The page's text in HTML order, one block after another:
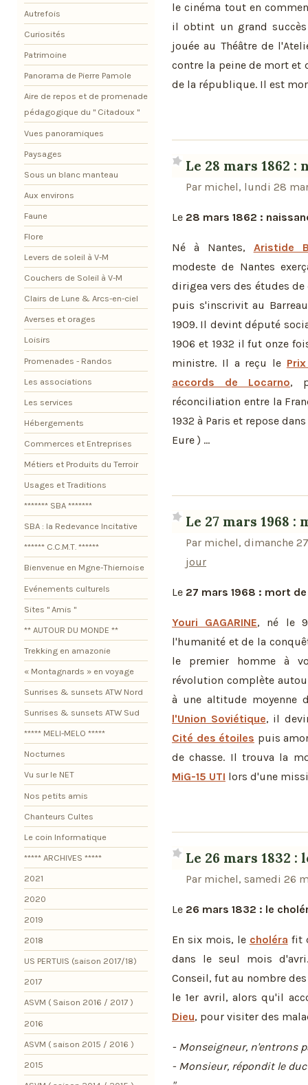
le cinéma tout en
il obtint un grand
jouée au Théâtre de
contre la peine de mort
de la république. Il est
Le 28 mars 1862
Par michel, lundi 28
Le 28 mars 1862 :
Né à Nantes, Aristide
modeste de Nantes
dirigea vers des études
puis s'inscrivit au
1909. Il devint député
1906 et 1932 il fut onze
ministre. Il a reçu le
accords de Locarno,
réconciliation entre la
1932 à Paris et repose
Eure ) ...
Le 27 mars 1968
Par michel, dimanche
jour
Le 27 mars 1968 : mort
Youri GAGARINE, né le 9
l'humanité et de la
le premier homme à
révolution complète
à une altitude moyenne
l'Union Soviétique, il
Cité des étoiles puis
de chasse. Il trouva la
MiG-15 UTI lors d'une
Le 26 mars 1832
Par michel, samedi 26
Le 26 mars 1832 : le
En six mois, le choléra fit
dans le seul mois
Conseil, fut au nombre
le 1er avril, alors qu'il
Dieu, pour visiter des
- Monseigneur, n'entrons
- Monsieur, répondit le
Autrefois
Curiosités
Patrimoine
Panorama de Pierre Pamole
Aire de repos et de promenade
pédagogique du " Citadoux "
Vues panoramiques
Paysages
Sous un blanc manteau
Aux environs
Faune
Flore
Levers de soleil à V-M
Couchers de Soleil à V-M
Clairs de Lune & Arcs-en-ciel
Averses et orages
Loisirs
Promenades - Randos
Les associations
Les services
Hébergements
Commerces et Entreprises
Métiers et Produits du Terroir
Usages et Traditions
******* SBA *******
SBA : la Redevance Incitative
****** C.C.M.T. ******
Bienvenue en Mgne-Thiernoise
Evénements culturels
Sites " Amis "
** AUTOUR DU MONDE **
Trekking en amazonie
« Montagnards » en voyage
Sunrises & sunsets ATW Nord
Sunrises & sunsets ATW Sud
***** MELI-MELO *****
Nocturnes
Vu sur le NET
Nos petits amis
Chanteurs Cultes
Le coin Informatique
***** ARCHIVES *****
2021
2020
2019
2018
US PERTUIS (saison 2017/18)
2017
ASVM ( Saison 2016 / 2017 )
2016
ASVM ( saison 2015 / 2016 )
2015